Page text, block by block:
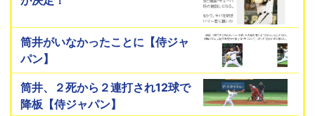
筒井がいなかったことに【侍ジャ
パン】
筒井、２死から２連打され12球で
降板【侍ジャパン】